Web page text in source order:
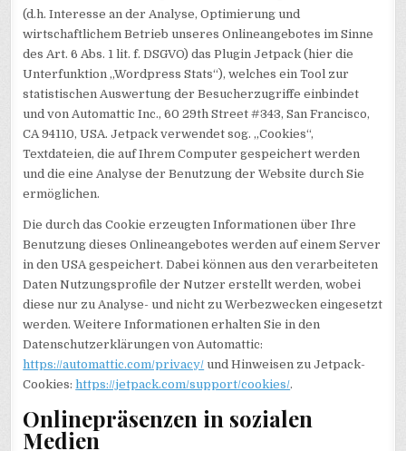
(d.h. Interesse an der Analyse, Optimierung und
wirtschaftlichem Betrieb unseres Onlineangebotes im Sinne
des Art. 6 Abs. 1 lit. f. DSGVO) das Plugin Jetpack (hier die
Unterfunktion „Wordpress Stats“), welches ein Tool zur
statistischen Auswertung der Besucherzugriffe einbindet
und von Automattic Inc., 60 29th Street #343, San Francisco,
CA 94110, USA. Jetpack verwendet sog. „Cookies“,
Textdateien, die auf Ihrem Computer gespeichert werden
und die eine Analyse der Benutzung der Website durch Sie
ermöglichen.
Die durch das Cookie erzeugten Informationen über Ihre
Benutzung dieses Onlineangebotes werden auf einem Server
in den USA gespeichert. Dabei können aus den verarbeiteten
Daten Nutzungsprofile der Nutzer erstellt werden, wobei
diese nur zu Analyse- und nicht zu Werbezwecken eingesetzt
werden. Weitere Informationen erhalten Sie in den
Datenschutzerklärungen von Automattic:
https://automattic.com/privacy/ und Hinweisen zu Jetpack-
Cookies:https://jetpack.com/support/cookies/.
Onlinepräsenzen in sozialen
Medien